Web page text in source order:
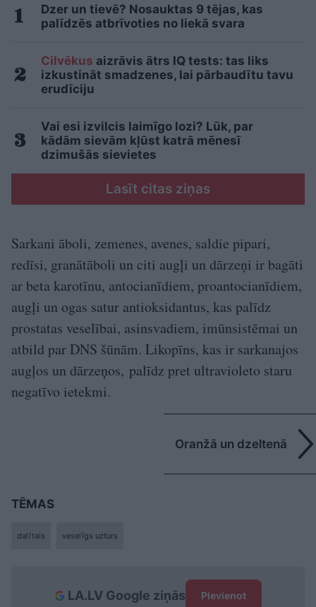
Dzer un tievē? Nosauktas 9 tējas, kas
palīdzēs atbrīvoties no liekā svara
Cilvēkus aizrāvis ātrs IQ tests: tas liks
izkustināt smadzenes, lai pārbaudītu tavu
erudīciju
Vai esi izvilcis laimīgo lozi? Lūk, par
kādām sievām kļūst katrā mēnesī
dzimušās sievietes
Lasīt citas ziņas
Sarkani āboli, zemenes, avenes, saldie pipari,
redīsi, granātāboli un citi augļi un dārzeņi ir bagāti
ar beta karotīnu, antocianīdiem, proantocianīdiem,
augļi un ogas satur antioksidantus, kas palīdz
prostatas veselībai, asinsvadiem, imūnsistēmai un
atbild par DNS šūnām. Likopīns, kas ir sarkanajos
augļos un dārzeņos, palīdz pret ultravioleto staru
negatīvo ietekmi.
Oranžā un dzeltenā
TĒMAS
dalītais veselīgs uzturs
LA.LV Google ziņās Pievienot